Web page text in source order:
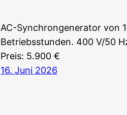
AC-Synchrongenerator von
Betriebsstunden. 400 V/50
Preis: 5.900 €
16. Juni 2026